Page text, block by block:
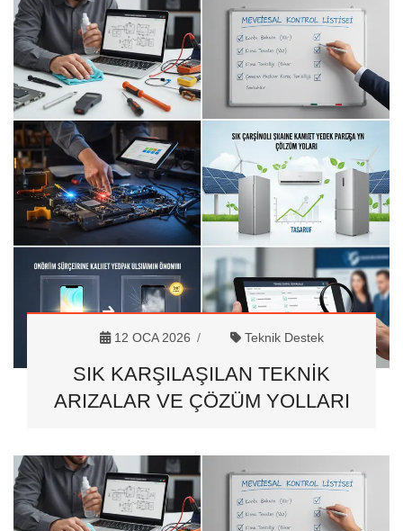
12 OCA 2026 Teknik Destek
SIK KARŞILAŞILAN TEKNIK
ARIZALAR VE ÇÖZÜM YOLLARI